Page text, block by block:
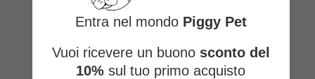
Entra nel mondo Piggy Pet
Vuoi ricevere un buono sconto del
10% sul tuo primo acquisto